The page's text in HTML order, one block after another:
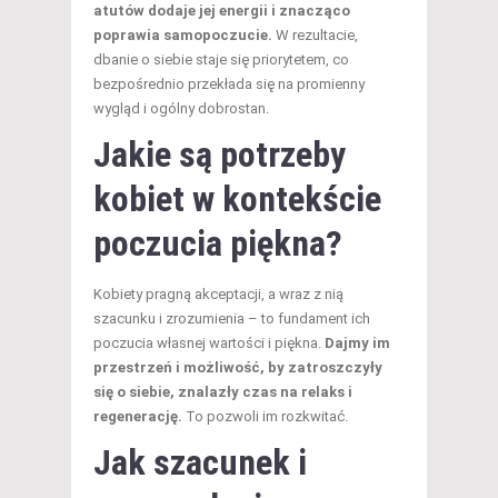
atutów dodaje jej energii i znacząco
poprawia samopoczucie. W rezultacie,
dbanie o siebie staje się priorytetem, co
bezpośrednio przekłada się na promienny
wygląd i ogólny dobrostan.
Jakie są potrzeby
kobiet w kontekście
poczucia piękna?
Kobiety pragną akceptacji, a wraz z nią
szacunku i zrozumienia – to fundament ich
poczucia własnej wartości i piękna. Dajmy im
przestrzeń i możliwość, by zatroszczyły
się o siebie, znalazły czas na relaks i
regenerację. To pozwoli im rozkwitać.
Jak szacunek i